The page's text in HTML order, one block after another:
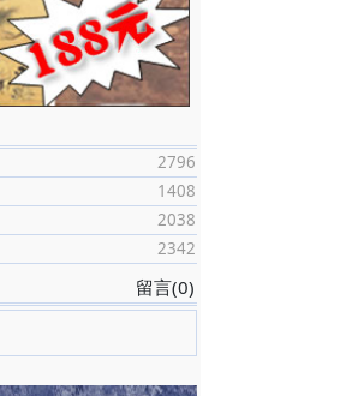
2796
1408
2038
2342
留言(0)